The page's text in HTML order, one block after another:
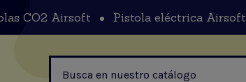
CO2 Airsoft Pistola eléctrica Airsoft